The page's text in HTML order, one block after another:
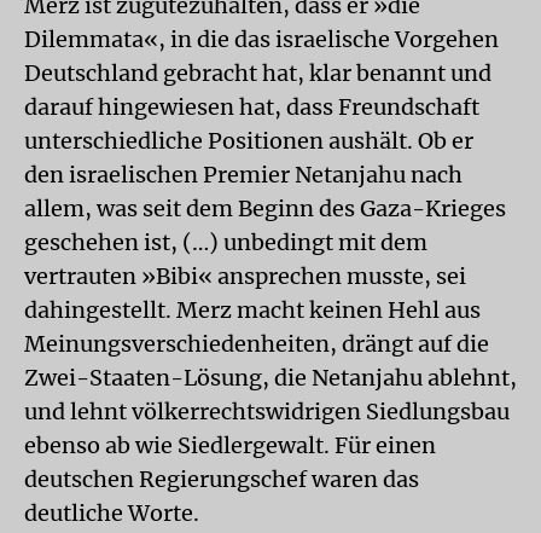
Dilemmata«, in die das israelische Vorgehen
Deutschland gebracht hat, klar benannt und
darauf hingewiesen hat, dass Freundschaft
unterschiedliche Positionen aushält. Ob er
den israelischen Premier Netanjahu nach
allem, was seit dem Beginn des Gaza-Krieges
geschehen ist, (…) unbedingt mit dem
vertrauten »Bibi« ansprechen musste, sei
dahingestellt. Merz macht keinen Hehl aus
Meinungsverschiedenheiten, drängt auf die
Zwei-Staaten-Lösung, die Netanjahu ablehnt,
und lehnt völkerrechtswidrigen Siedlungsbau
ebenso ab wie Siedlergewalt. Für einen
deutschen Regierungschef waren das
deutliche Worte.